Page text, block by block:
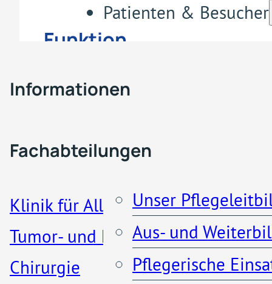
Patienten & Besucher
Informationen
Besucherregelung
Patienteninformationen
Küche und Cafeteria
Fachabteilungen
Klinik für Allgemein-, Viszeral-,
Tumor- und koloproktologische
Chirurgie
Unser
Aus- und
Pflegerische
Funktion
Oberärztin
Weitere Informationen:
Fachärztin Gynäkologie &
Geburtshilfe, Koloskopie
Diplom